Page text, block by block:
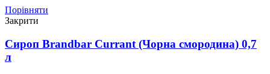
Порівняти
Закрити
Сироп Brandbar Currant (Чорна смородина) 0,7
л